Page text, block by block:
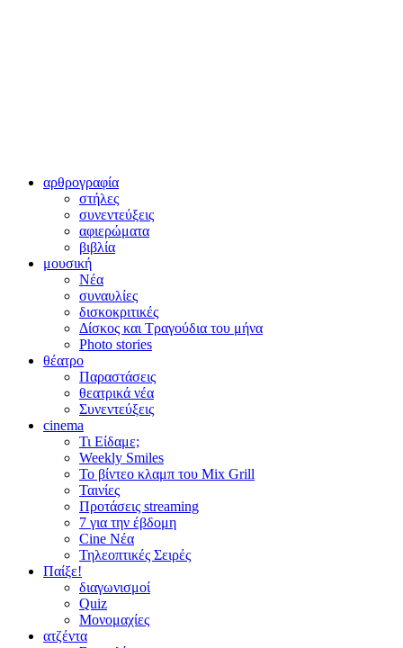
αρθρογραφία
στήλες
συνεντεύξεις
αφιερώματα
βιβλία
μουσική
Νέα
συναυλίες
δισκοκριτικές
Δίσκος και Τραγούδια του μήνα
Photo stories
θέατρο
Παραστάσεις
θεατρικά νέα
Συνεντεύξεις
cinema
Τι Είδαμε;
Weekly Smiles
Το βίντεο κλαμπ του Mix Grill
Ταινίες
Προτάσεις streaming
7 για την έβδομη
Cine Νέα
Τηλεοπτικές Σειρές
Παίξε!
διαγωνισμοί
Quiz
Μονομαχίες
ατζέντα